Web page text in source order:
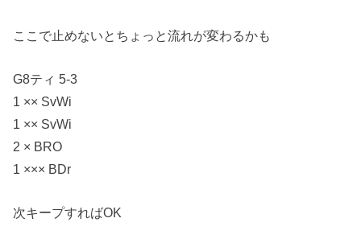
ここで止めないとちょっと流れが変わるかも
G8ティ 5-3
1 ×× SvWi
1 ×× SvWi
2 × BRO
1 ××× BDr
次キープすればOK